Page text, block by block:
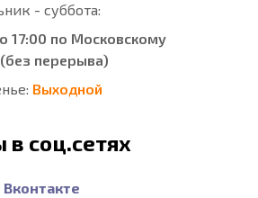
- суббота:
17:00 по Московскому
перерыва)
Выходной
соц.сетях
Вконтакте